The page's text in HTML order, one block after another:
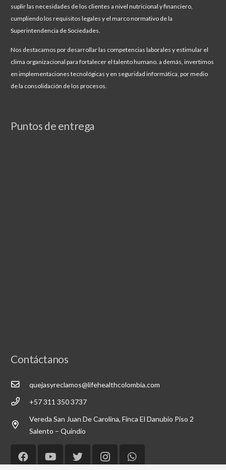
suplir las necesidades de los clientes a nivel nutricional y financiero,
cumpliendo los requisitos legales y el marco normativo de la
Superintendencia de Sociedades.
Nos destacamos por desarrollarlas competencias laborales y estimular el
clima organizacional para fortalecer el talento humano. a demás, invertimos
en implementaciones tecnológicas y en seguridad informática, por medio
de la consolidación de los procesos.
Puntos de entrega
Contáctanos
quejasyreclamos@lifehealthcolombia.com
+57 311 350 3737
Vereda San Juan De Carolina, Finca El Danubio Piso 2
Salento – Quindío